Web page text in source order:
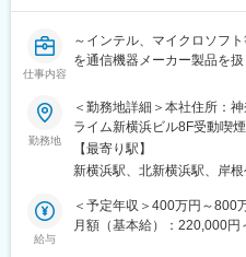
今後も最新のテクノロジー
通信インフラの最適化を通
ます。
変更の範囲：会社の定める業
できるエンジニアの育成に
設計の力で支え、社会を未
・1~2年目：グループリー
メンバーと並走して業務を
アルの更新などを行いなが
す。（即戦力であるものの
・3年目以降：チームリーダ
分野における社内スペシャ
仕事内容
～インテル、マイクロソフ
を通信機器メーカー製品を
■業務内容：
当社は、intelの国内トップ
種システムベンダーと連携
■業務詳細：
◇お客様で発生した当社取
ル・不具合のメーカー・お
業と故障と判定された場合
勤務地
＜勤務地詳細＞本社住所：
ライム新横浜ビル8F受動喫
【最寄り駅】
新横浜駅、北新横浜駅、岸根
給与
＜予定年収＞400万円～800
月額（基本給）：220,000